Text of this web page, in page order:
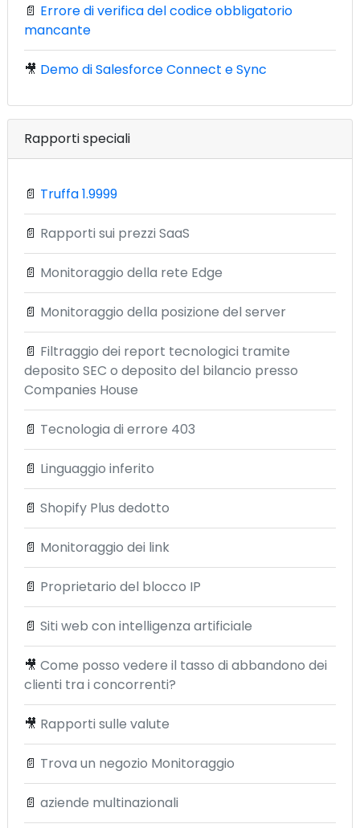
📄 Errore di verifica del codice obbligatorio
mancante
🎥 Demo di Salesforce Connect e Sync
Rapporti speciali
📄 Truffa 1.9999
📄 Rapporti sui prezzi SaaS
📄 Monitoraggio della rete Edge
📄 Monitoraggio della posizione del server
📄 Filtraggio dei report tecnologici tramite
deposito SEC o deposito del bilancio presso
Companies House
📄 Tecnologia di errore 403
📄 Linguaggio inferito
📄 Shopify Plus dedotto
📄 Monitoraggio dei link
📄 Proprietario del blocco IP
📄 Siti web con intelligenza artificiale
🎥 Come posso vedere il tasso di abbandono dei
clienti tra i concorrenti?
🎥 Rapporti sulle valute
📄 Trova un negozio Monitoraggio
📄 aziende multinazionali